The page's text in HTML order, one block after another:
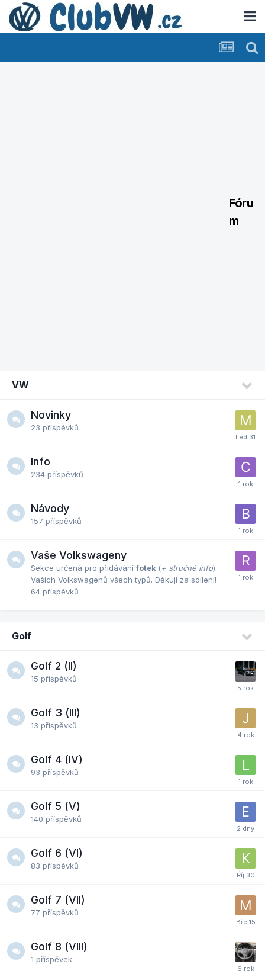
Fóru
m
VW
Novinky
23 příspěvků
Info
234 příspěvků
Návody
157 příspěvků
Vaše Volkswageny
Sekce určená pro přidávánífotek (+ stručné info)
Vašich Volkswagenů všech typů. Děkuji za sdílení!
64 příspěvků
Golf
Golf 2 (II)
15 příspěvků
Golf 3 (III)
13 příspěvků
Golf 4 (IV)
93 příspěvků
Golf 5 (V)
140 příspěvků
Golf 6 (VI)
83 příspěvků
Golf 7 (VII)
77 příspěvků
Golf 8 (VIII)
1 příspěvek